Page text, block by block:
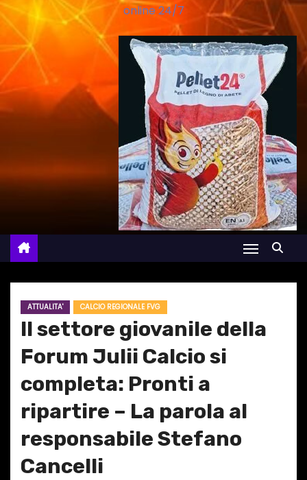
online 24/7
ATTUALITA' CALCIO REGIONALE FVG
Il settore giovanile della
Forum Julii Calcio si
completa: Pronti a
ripartire – La parola al
responsabile Stefano
Cancelli